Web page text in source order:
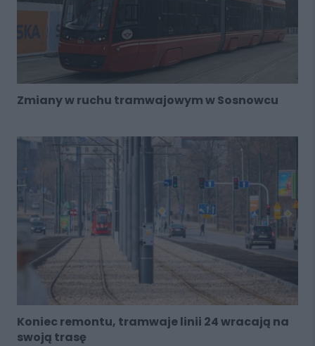
Zmiany w ruchu tramwajowym w Sosnowcu
Koniec remontu, tramwaje linii 24 wracają na
swoją trasę